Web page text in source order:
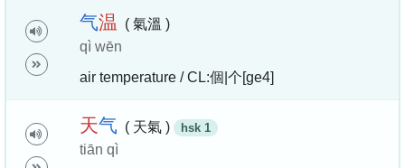
气温
( 氣溫 )
qì wēn
air temperature / CL:個|个[ge4]
天气 ( 天氣 ) hsk 1
tiān qì